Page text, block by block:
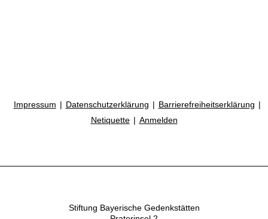
Impressum Datenschutzerklärung
Barrierefreiheitserklärung
Netiquette
Anmelden
Stiftung Bayerische Gedenkstätten